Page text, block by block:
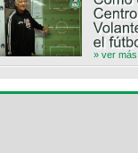
» ver más